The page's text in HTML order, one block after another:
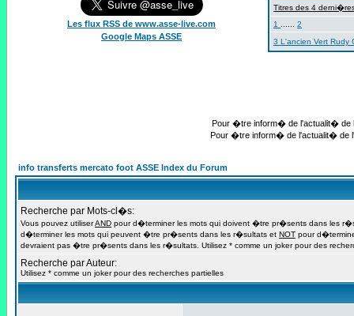
Les flux RSS de www.asse-live.com
Google Maps ASSE
Titres des 4
1
2
3 L'ancien Vert
Pour �tre inform� de l'actualit� de
Pour �tre inform� de l'actualit� de
info transferts mercato foot ASSE Index du Forum
Recherche par Mots-cl�s:
Vous pouvez utiliserAND pour d�terminer les mots qui doivent �tre pr�sents dans les
d�terminer les mots qui peuvent �tre pr�sents dans les r�sultats et NOT pour
devraient pas �tre pr�sents dans les r�sultats. Utilisez * comme un joker pour des
Recherche par Auteur:
Utilisez * comme un joker pour des recherches partielles